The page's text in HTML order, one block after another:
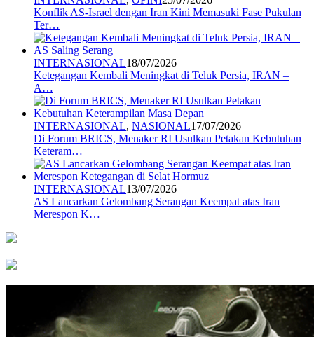
Konflik AS-Israel dengan Iran Kini Memasuki Fase Pukulan
Ter…
INTERNASIONAL18/07/2026
Ketegangan Kembali Meningkat di Teluk Persia, IRAN –
A…
INTERNASIONAL, NASIONAL17/07/2026
Di Forum BRICS, Menaker RI Usulkan Petakan Kebutuhan
Keteram…
INTERNASIONAL13/07/2026
AS Lancarkan Gelombang Serangan Keempat atas Iran
Merespon K…